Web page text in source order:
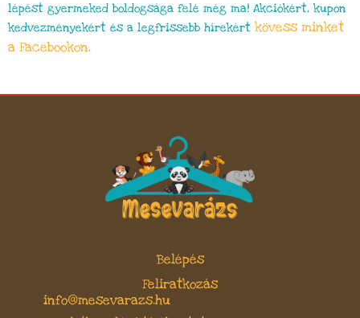
lépést gyermeked boldogsága felé még ma! Akciókért, kupon
kedvezményekért és a legfrissebb hírekért kövess minket
a Facebookon.
Belépés
Feliratkozás
info@mesevarazs.hu